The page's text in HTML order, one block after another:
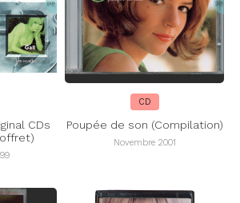
CDs
CD
Poupée de son (Compilation)
Novembre 2001